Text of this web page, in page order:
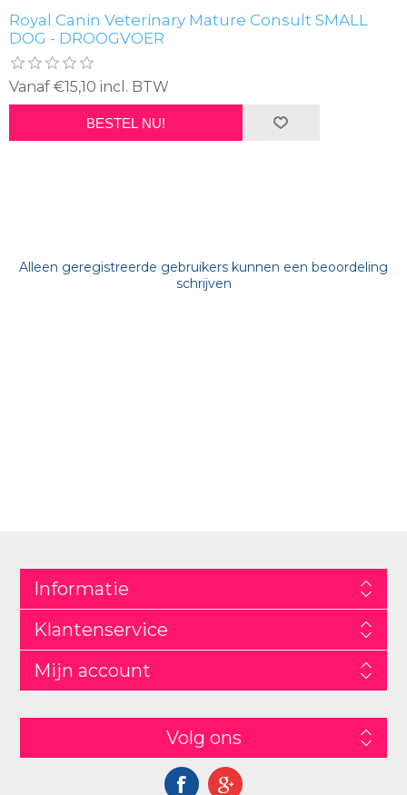
Royal Canin Veterinary Mature Consult SMALL
DOG - DROOGVOER
Vanaf €15,10 incl. BTW
BESTEL NU!
Alleen geregistreerde gebruikers kunnen een beoordeling
schrijven
Informatie
Klantenservice
Mijn account
Volg ons